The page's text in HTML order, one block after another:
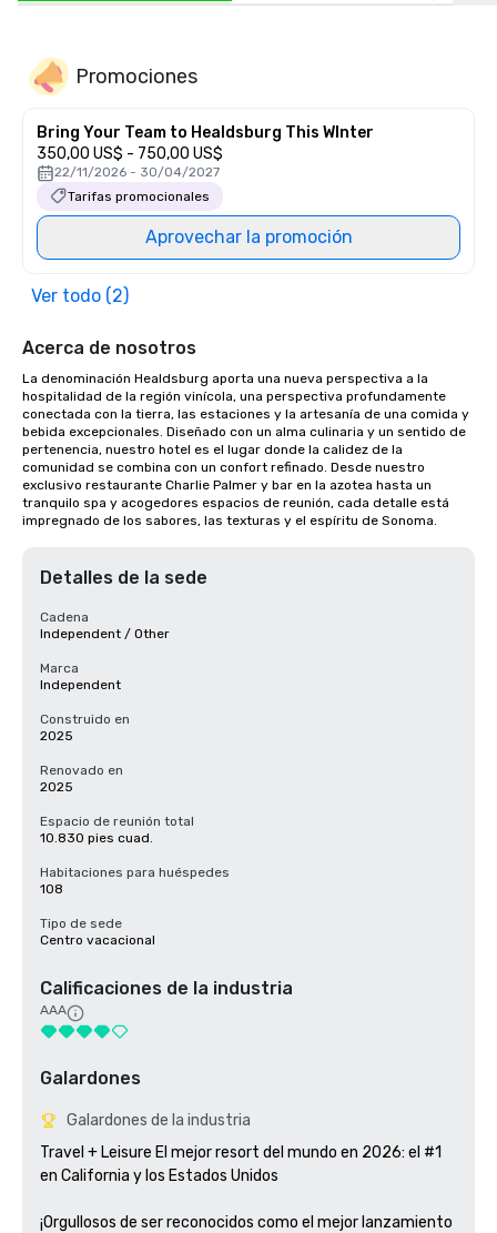
Promociones
Bring Your Team to Healdsburg This WInter
350,00 US$ - 750,00 US$
22/11/2026 - 30/04/2027
Tarifas promocionales
Aprovechar la promoción
Ver todo (2)
Acerca de nosotros
La denominación Healdsburg aporta una nueva perspectiva a la
hospitalidad de la región vinícola, una perspectiva profundamente
conectada con la tierra, las estaciones y la artesanía de una comida y
bebida excepcionales. Diseñado con un alma culinaria y un sentido de
pertenencia, nuestro hotel es el lugar donde la calidez de la
comunidad se combina con un confort refinado. Desde nuestro
exclusivo restaurante Charlie Palmer y bar en la azotea hasta un
tranquilo spa y acogedores espacios de reunión, cada detalle está
impregnado de los sabores, las texturas y el espíritu de Sonoma.
Detalles de la sede
Cadena
Independent / Other
Marca
Independent
Construido en
2025
Renovado en
2025
Espacio de reunión total
10.830 pies cuad.
Habitaciones para huéspedes
108
Tipo de sede
Centro vacacional
Calificaciones de la industria
AAA
Galardones
Galardones de la industria
Travel + Leisure El mejor resort del mundo en 2026: el #1
en California y los Estados Unidos
¡Orgullosos de ser reconocidos como el mejor lanzamiento